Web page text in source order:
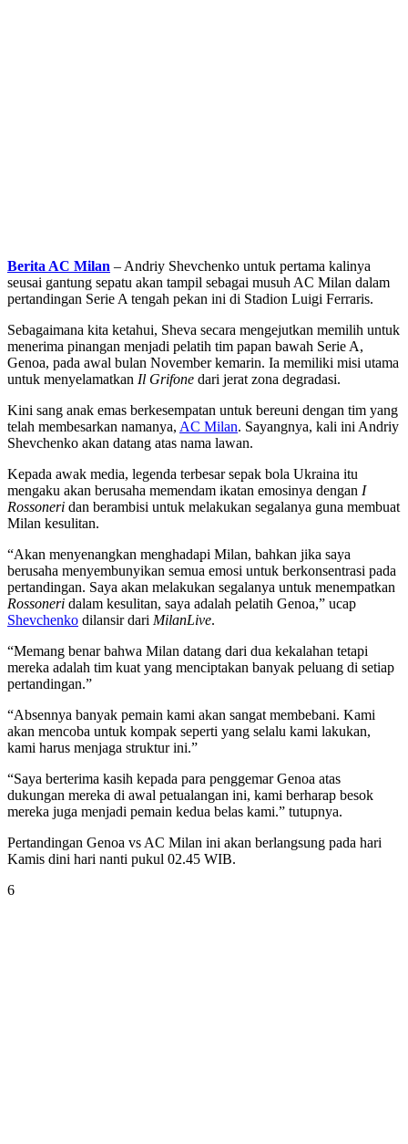
Berita AC Milan – Andriy Shevchenko untuk pertama kalinya
seusai gantung sepatu akan tampil sebagai musuh AC Milan dalam
pertandingan Serie A tengah pekan ini di Stadion Luigi Ferraris.
Sebagaimana kita ketahui, Sheva secara mengejutkan memilih untuk
menerima pinangan menjadi pelatih tim papan bawah Serie A,
Genoa, pada awal bulan November kemarin. Ia memiliki misi utama
untuk menyelamatkan Il Grifone dari jerat zona degradasi.
Kini sang anak emas berkesempatan untuk bereuni dengan tim yang
telah membesarkan namanya, AC Milan. Sayangnya, kali ini Andriy
Shevchenko akan datang atas nama lawan.
Kepada awak media, legenda terbesar sepak bola Ukraina itu
mengaku akan berusaha memendam ikatan emosinya dengan I
Rossoneri dan berambisi untuk melakukan segalanya guna membuat
Milan kesulitan.
“Akan menyenangkan menghadapi Milan, bahkan jika saya
berusaha menyembunyikan semua emosi untuk berkonsentrasi pada
pertandingan. Saya akan melakukan segalanya untuk menempatkan
Rossoneri dalam kesulitan, saya adalah pelatih Genoa,” ucap
Shevchenko dilansir dari MilanLive.
“Memang benar bahwa Milan datang dari dua kekalahan tetapi
mereka adalah tim kuat yang menciptakan banyak peluang di setiap
pertandingan.”
“Absennya banyak pemain kami akan sangat membebani. Kami
akan mencoba untuk kompak seperti yang selalu kami lakukan,
kami harus menjaga struktur ini.”
“Saya berterima kasih kepada para penggemar Genoa atas
dukungan mereka di awal petualangan ini, kami berharap besok
mereka juga menjadi pemain kedua belas kami.” tutupnya.
Pertandingan Genoa vs AC Milan ini akan berlangsung pada hari
Kamis dini hari nanti pukul 02.45 WIB.
6